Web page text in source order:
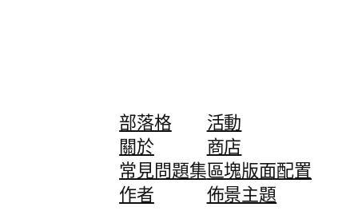
部落格
關於
常見問題集
作者
活動
商店
區塊版面配置
佈景主題